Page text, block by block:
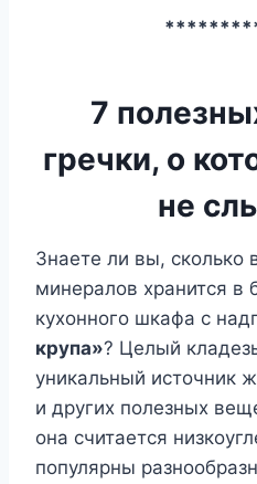
7
гречки, о
не
Знаете ли вы, сколько
минералов хранится в
кухонного шкафа с
крупа»? Целый
уникальный источник
и других полезных
она считается
популярны